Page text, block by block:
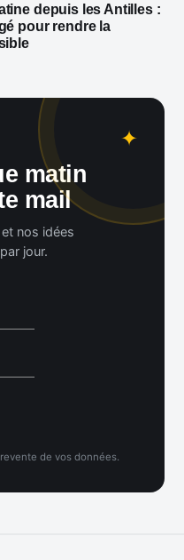
depuis les Antilles :
pour rendre la
matin
mail
et nos idées
jour.
de vos données.